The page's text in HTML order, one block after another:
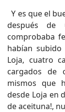
Y es que el
después de
comprobaba
habían
Loja, cuatro
cargados de
mismos que
desde Loja en
de aceituna!,